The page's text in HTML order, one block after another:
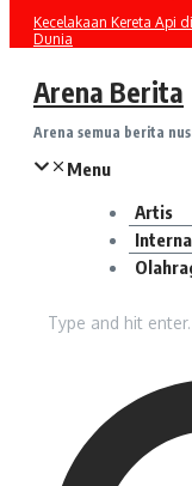
Kecelakaan Kereta Api
Dunia
Arena Berita
Arena semua berita
Menu
Artis
untuk: